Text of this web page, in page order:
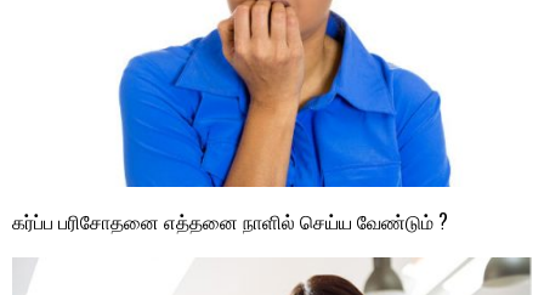
கர்ப்ப பரிசோதனை எத்தனை நாளில் செய்ய வேண்டும் ?